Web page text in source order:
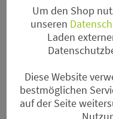
Steckdraht
Wickeldraht & Drahtspinne
Tape & Kleber &
Kenzane & Pinholder &
Haften & Nadeln & Ringe
Myrtendraht
Gitterkörbchen &
Um den Shop
unseren
Laden
Diese Website
bestmöglichen
auf der Seite